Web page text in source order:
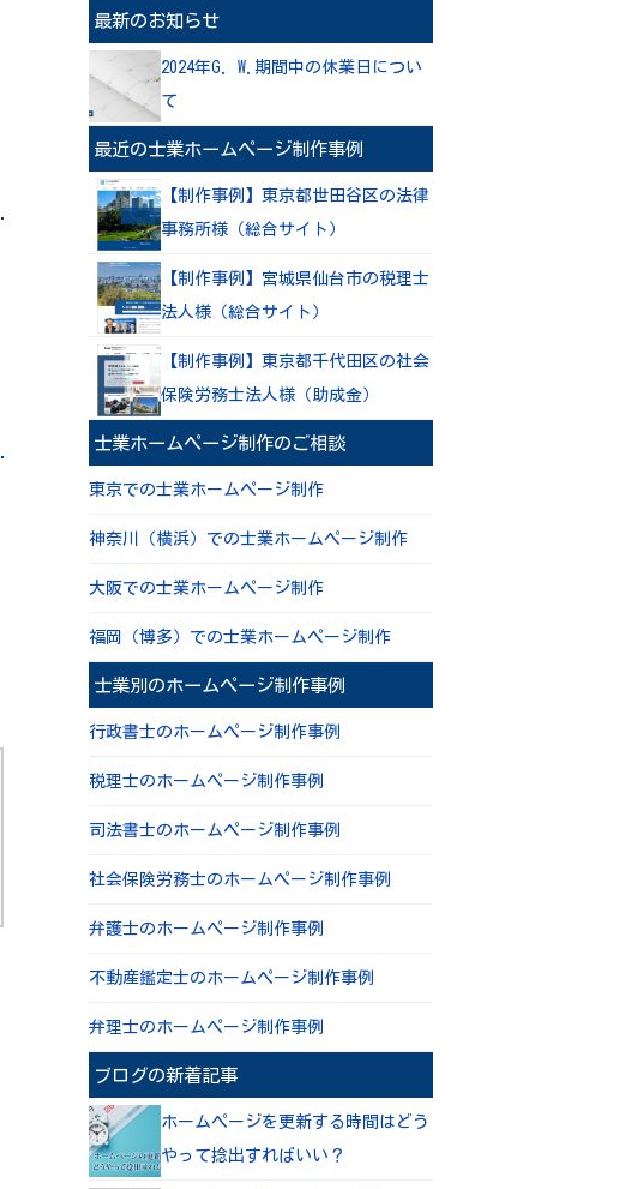
最新のお知らせ
2024年G. W.期間中の休業日につい
て
最近の士業ホームページ制作事例
【制作事例】東京都世田谷区の法律
事務所様（総合サイト）
【制作事例】宮城県仙台市の税理士
法人様（総合サイト）
【制作事例】東京都千代田区の社会
保険労務士法人様（助成金）
士業ホームページ制作のご相談
東京での士業ホームページ制作
神奈川（横浜）での士業ホームページ制作
大阪での士業ホームページ制作
福岡（博多）での士業ホームページ制作
士業別のホームページ制作事例
行政書士のホームページ制作事例
税理士のホームページ制作事例
司法書士のホームページ制作事例
社会保険労務士のホームページ制作事例
弁護士のホームページ制作事例
不動産鑑定士のホームページ制作事例
弁理士のホームページ制作事例
ブログの新着記事
ホームページを更新する時間はどう
やって捻出すればいい？